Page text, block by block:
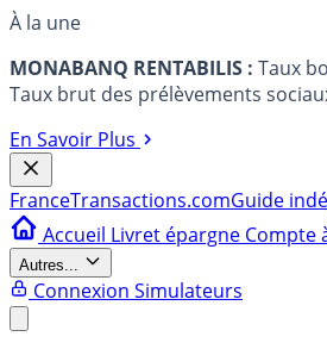
À la une
MONABANQ RENTABILIS : Taux
Taux brut des prélèvements
En Savoir Plus
FranceTransactions.comGuide
Accueil Livret épargne Compte
Autres...
Connexion Simulateurs